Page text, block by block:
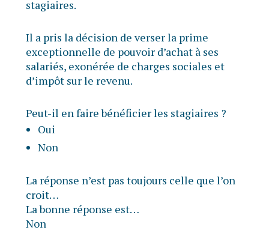
stagiaires.
Il a pris la décision de verser la prime
exceptionnelle de pouvoir d’achat à ses
salariés, exonérée de charges sociales et
d’impôt sur le revenu.
Peut-il en faire bénéficier les stagiaires ?
Oui
Non
La réponse n’est pas toujours celle que l’on
croit…
La bonne réponse est…
Non